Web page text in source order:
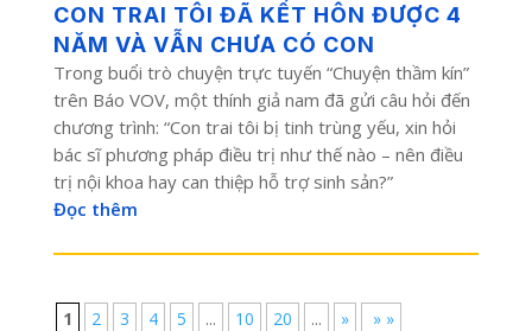
CON TRAI TÔI ĐÃ KẾT HÔN ĐƯỢC 4
NĂM VÀ VẪN CHƯA CÓ CON
Trong buổi trò chuyện trực tuyến “Chuyện thầm kín”
trên Báo VOV, một thính giả nam đã gửi câu hỏi đến
chương trình: “Con trai tôi bị tinh trùng yếu, xin hỏi
bác sĩ phương pháp điều trị như thế nào – nên điều
trị nội khoa hay can thiệp hỗ trợ sinh sản?”
Đọc thêm
1 2 3 4 5 ... 10 20 ... » » »